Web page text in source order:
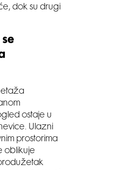
dok su drugi
etaža
ostaje u
Ulazni
prostorima
oblikuje